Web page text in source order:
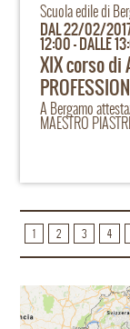
Scuola edile di
DAL 22/02/
12:00 - DALLE
XIX corso di
A Bergamo
MAESTRO
1 2 3 4